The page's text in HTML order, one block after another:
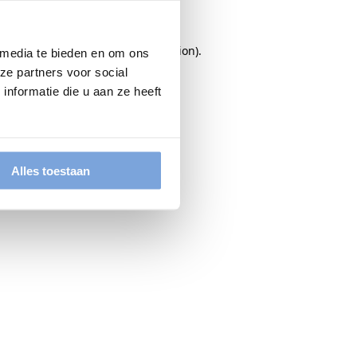
te bieden en om ons
partners voor social
die u aan ze heeft
Alles toestaan
consolefor more information).